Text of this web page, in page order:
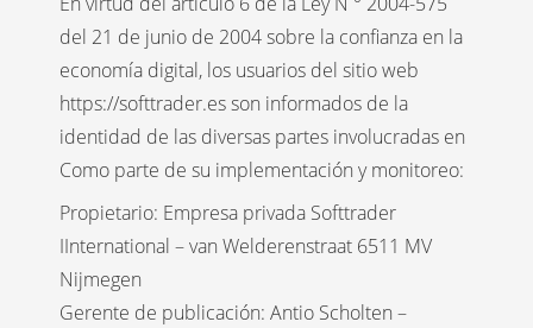
del 21 de junio de 2004 sobre la confianza en la
economía digital, los usuarios del sitio web
https://softtrader.es son informados de la
identidad de las diversas partes involucradas en
Como parte de su implementación y monitoreo:
Propietario: Empresa privada Softtrader
IInternational – van Welderenstraat 6511 MV
Nijmegen
Gerente de publicación: Antio Scholten –